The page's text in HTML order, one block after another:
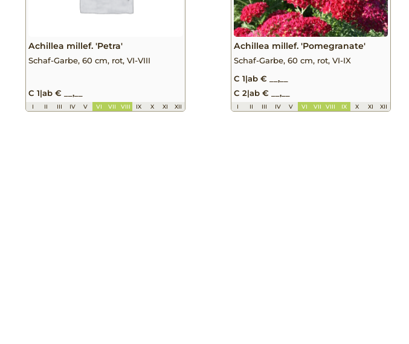
Achillea millef. 'Petra'
Schaf-Garbe, 60 cm, rot, VI-VIII
C 1|ab € __,__
I II III IV V VI VII VIII IX X XI XII
Achillea millef. 'Pomegranate'
Schaf-Garbe, 60 cm, rot, VI-IX
C 1|ab € __,__
C 2|ab € __,__
I II III IV V VI VII VIII IX X XI XII